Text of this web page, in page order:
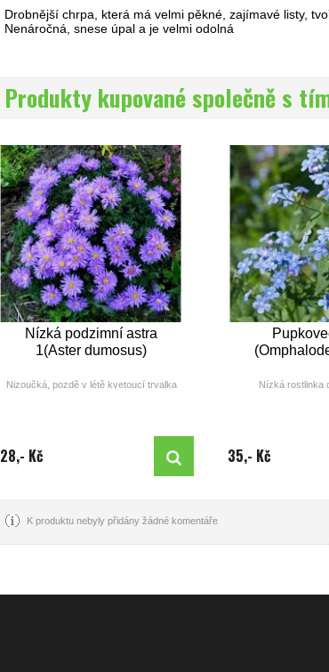
Drobnější chrpa, která má velmi pěkné, zajímavé listy,
Nenáročná, snese úpal a je velmi odolná
Produkty kupované společně s
Nízká podzimní astra
1(Aster dumosus)
Nizoučká, pozdě v létě kvetoucí trvalka
28,- Kč
Nízká rostlinka
barva:
35,- Kč
K produktu nebyly přidány žádné komentáře